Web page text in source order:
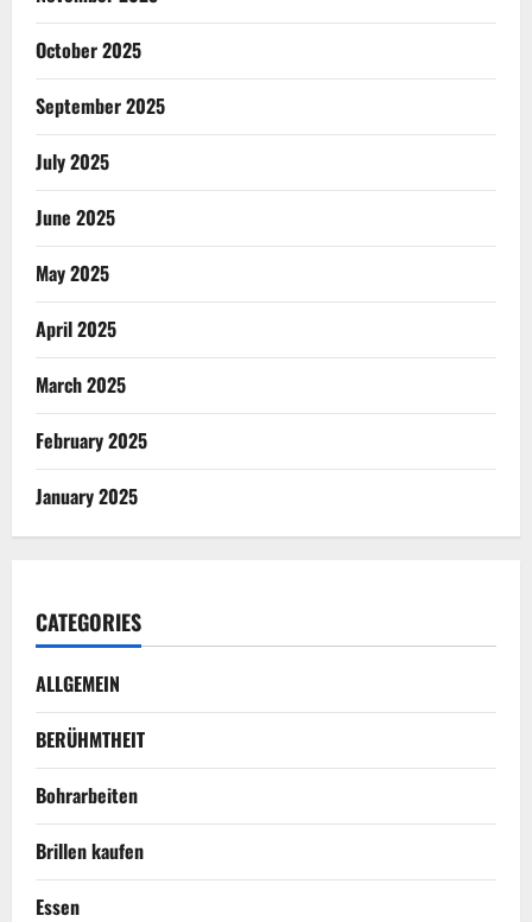
October 2025
September 2025
July 2025
June 2025
May 2025
April 2025
March 2025
February 2025
January 2025
CATEGORIES
ALLGEMEIN
BERÜHMTHEIT
Bohrarbeiten
Brillen kaufen
Essen